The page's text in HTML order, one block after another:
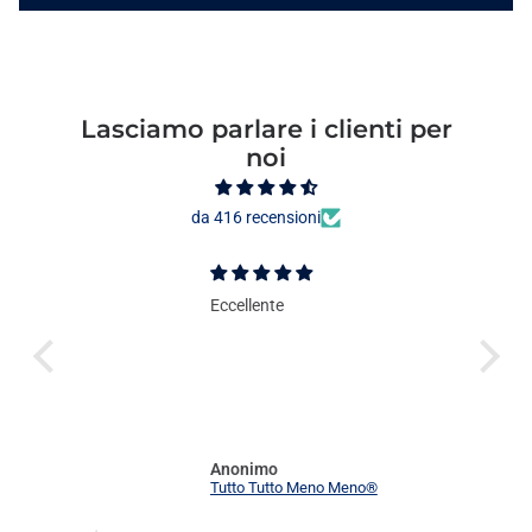
Lasciamo parlare i clienti per
noi
da 416 recensioni
Eccellente
Anonimo
Tutto Tutto Meno Meno®